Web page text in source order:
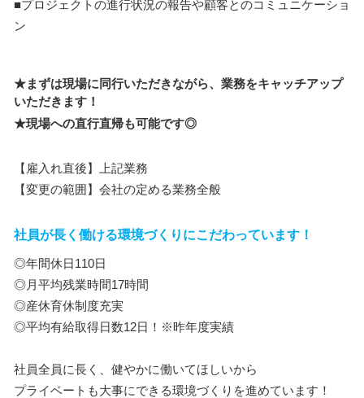
■プロジェクトの進行状況の報告や顧客とのコミュニケーショ
ン
★まずは現場に同行いただきながら、業務をキャッチアップ
いただきます！
★現場への直行直帰も可能です◎
【雇入れ直後】上記業務
【変更の範囲】会社の定める業務全般
社員が長く働ける環境づくりにこだわっています！
◎年間休日110日
◎月平均残業時間17時間
◎産休育休制度充実
◎平均有給取得日数12日！※昨年度実績
社員全員に長く、健やかに働いてほしいから
プライベートも大事にできる環境づくりを進めています！